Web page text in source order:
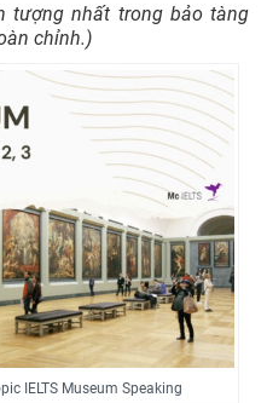
tượng nhất trong bảo tàng
chỉnh.)
IELTS Museum Speaking